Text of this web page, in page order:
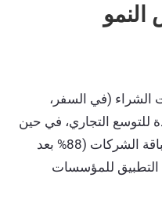
النمو
الشراء (في السفر،
للتوسع التجاري، في حين
يؤكد معدل الاحتفاظ الاستثنائي لباقة الشركات (88% بعد
التطبيق للمؤسسات